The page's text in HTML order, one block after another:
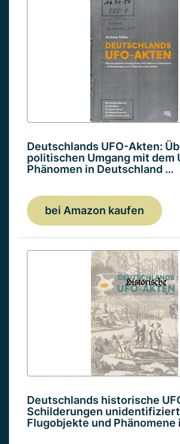
Deutschlands UFO-Akten:
politischen Umgang mit dem
Phänomen in Deutschland …
bei Amazon kaufen
Deutschlands historische
Schilderungen
Flugobjekte und Phänomene